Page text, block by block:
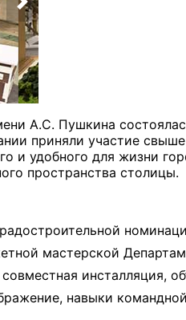
А.С. Пушкина
приняли участие
удобного для жизни
пространства столицы.
мастерской
инсталляция,
навыки